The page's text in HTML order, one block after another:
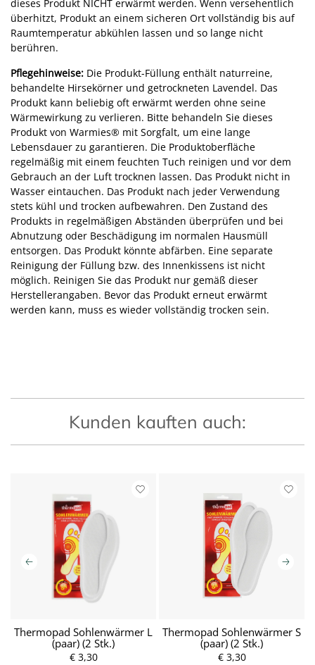
dieses Produkt NICHT erwärmt werden. Wenn versehentlich
überhitzt, Produkt an einem sicheren Ort vollständig bis auf
Raumtemperatur abkühlen lassen und so lange nicht
berühren.
Pflegehinweise: Die Produkt-Füllung enthält naturreine,
behandelte Hirsekörner und getrockneten Lavendel. Das
Produkt kann beliebig oft erwärmt werden ohne seine
Wärmewirkung zu verlieren. Bitte behandeln Sie dieses
Produkt von Warmies® mit Sorgfalt, um eine lange
Lebensdauer zu garantieren. Die Produktoberfläche
regelmäßig mit einem feuchten Tuch reinigen und vor dem
Gebrauch an der Luft trocknen lassen. Das Produkt nicht in
Wasser eintauchen. Das Produkt nach jeder Verwendung
stets kühl und trocken aufbewahren. Den Zustand des
Produkts in regelmäßigen Abständen überprüfen und bei
Abnutzung oder Beschädigung im normalen Hausmüll
entsorgen. Das Produkt könnte abfärben. Eine separate
Reinigung der Füllung bzw. des Innenkissens ist nicht
möglich. Reinigen Sie das Produkt nur gemäß dieser
Herstellerangaben. Bevor das Produkt erneut erwärmt
werden kann, muss es wieder vollständig trocken sein.
Kunden kauften auch:
Thermopad Sohlenwärmer L
(paar) (2 Stk.)
€ 3,30
Thermopad Sohlenwärmer S
(paar) (2 Stk.)
€ 3,30
P